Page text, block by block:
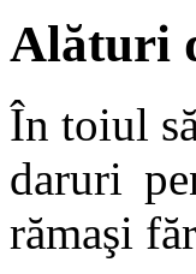
Alături
În toiul
daruri
rămaşi